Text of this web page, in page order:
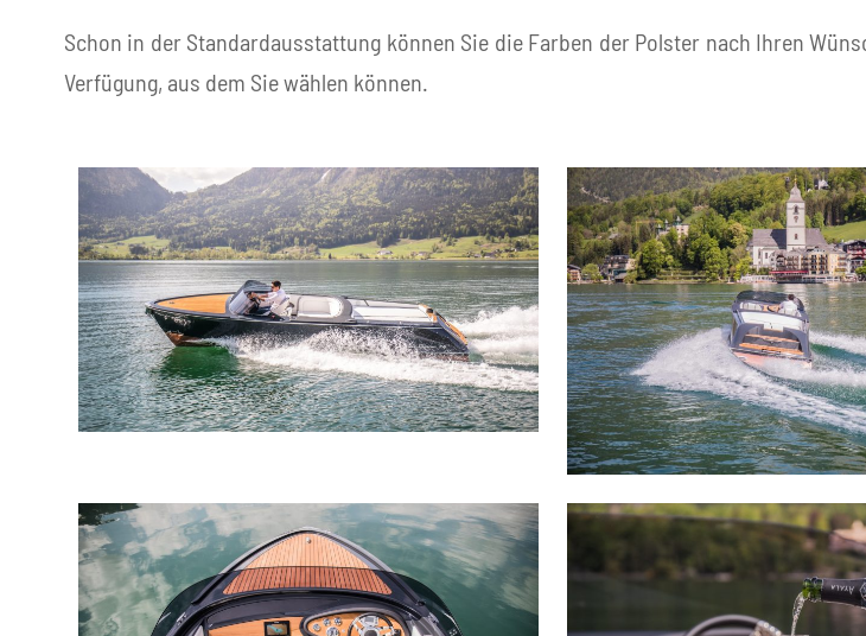
Schon in der Standardausstattung können Sie die Farben der Polster nach Ihren
Verfügung, aus dem Sie wählen können.